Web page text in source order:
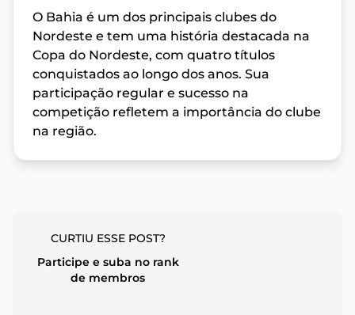
O Bahia é um dos principais clubes do
Nordeste e tem uma história destacada na
Copa do Nordeste, com quatro títulos
conquistados ao longo dos anos. Sua
participação regular e sucesso na
competição refletem a importância do clube
na região.
CURTIU ESSE POST?
Participe e suba no rank
de membros